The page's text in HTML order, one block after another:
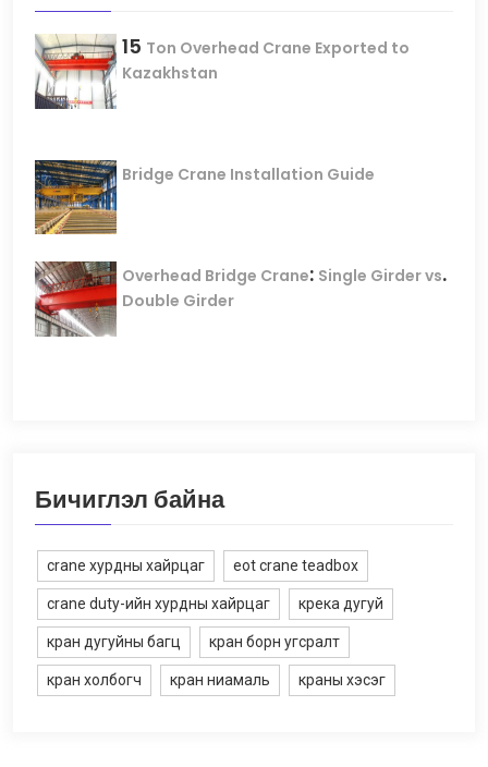
15 Ton Overhead Crane Exported to
Kazakhstan
Bridge Crane Installation Guide
Overhead Bridge Crane: Single Girder vs.
Double Girder
Бичиглэл байна
crane хурдны хайрцаг eot crane teadbox
crane duty-ийн хурдны хайрцаг крека дугуй
кран дугуйны багц кран борн угсралт
кран холбогч кран ниамаль краны хэсэг